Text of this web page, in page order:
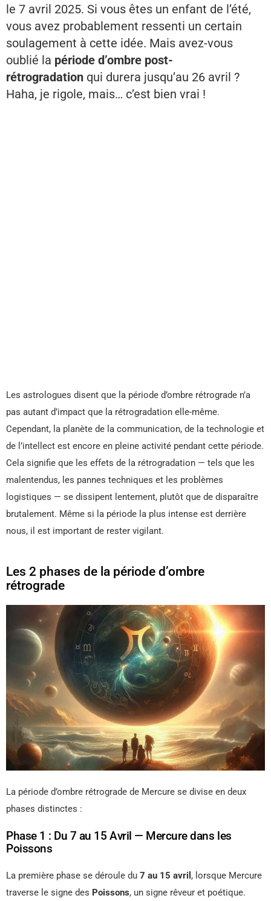
le 7 avril 2025. Si vous êtes un enfant de l’été,
vous avez probablement ressenti un certain
soulagement à cette idée. Mais avez-vous
oublié la période d’ombre post-
rétrogradation qui durera jusqu’au 26 avril ?
Haha, je rigole, mais… c’est bien vrai !
Les astrologues disent que la période d’ombre rétrograde n’a
pas autant d’impact que la rétrogradation elle-même.
Cependant, la planète de la communication, de la technologie et
de l’intellect est encore en pleine activité pendant cette période.
Cela signifie que les effets de la rétrogradation — tels que les
malentendus, les pannes techniques et les problèmes
logistiques — se dissipent lentement, plutôt que de disparaître
brutalement. Même si la période la plus intense est derrière
nous, il est important de rester vigilant.
Les 2 phases de la période d’ombre
rétrograde
La période d’ombre rétrograde de Mercure se divise en deux
phases distinctes :
Phase 1 : Du 7 au 15 Avril — Mercure dans les
Poissons
La première phase se déroule du 7 au 15 avril , lorsque Mercure
traverse le signe des Poissons, un signe rêveur et poétique.